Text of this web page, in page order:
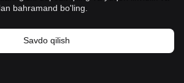
bahramand bo'ling.
Savdo qilish